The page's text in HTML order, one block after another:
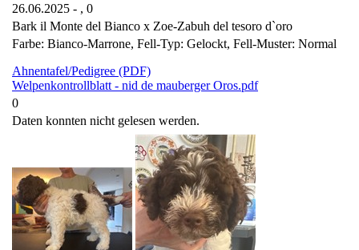
26.06.2025 - , 0
Bark il Monte del Bianco x Zoe-Zabuh del tesoro d`oro
Farbe: Bianco-Marrone, Fell-Typ: Gelockt, Fell-Muster: Normal
Ahnentafel/Pedigree (PDF)
Welpenkontrollblatt - nid de mauberger Oros.pdf
0
Daten konnten nicht gelesen werden.